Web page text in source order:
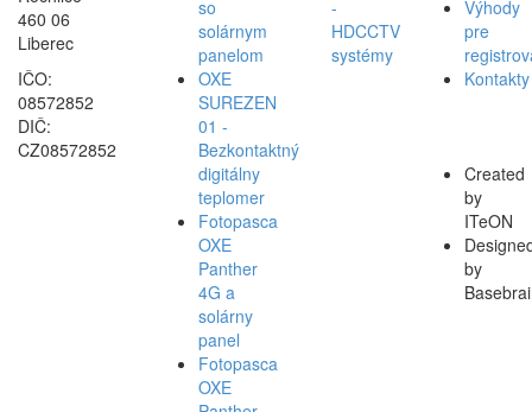
460 06
Liberec
IČO:
08572852
DIČ:
CZ08572852
so
solárnym
panelom
OXE
SUREZEN
01 -
Bezkontaktný
digitálny
teplomer
Fotopasca
OXE
Panther
4G a
solárny
panel
Fotopasca
OXE
-
HDCCTV
systémy
Výhody
pre
Kontakty
Created
by
ITeON
by